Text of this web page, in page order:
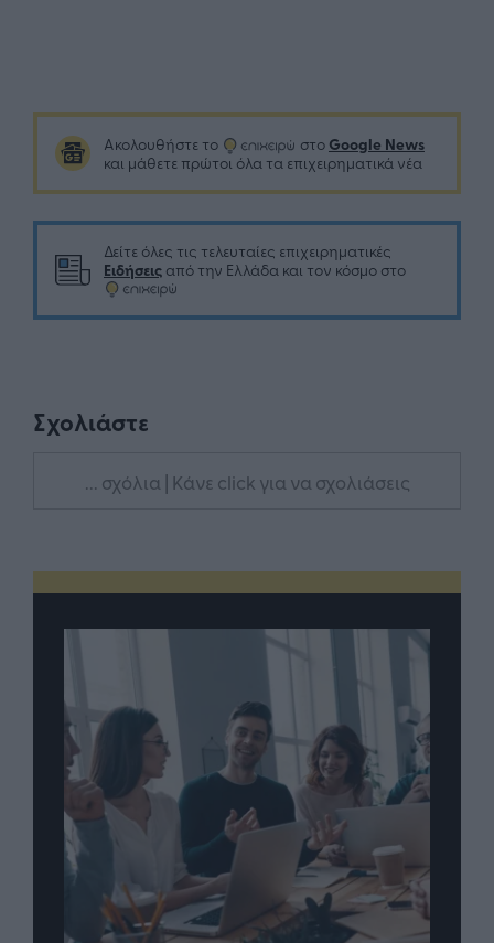
Ακολουθήστε το στο Google News
και μάθετε πρώτοι όλα τα επιχειρηματικά νέα
Δείτε όλες τις τελευταίες επιχειρηματικές
Ειδήσεις από την Ελλάδα και τον κόσμο στο
Σχολιάστε
... σχόλια | Κάνε click για να σχολιάσεις